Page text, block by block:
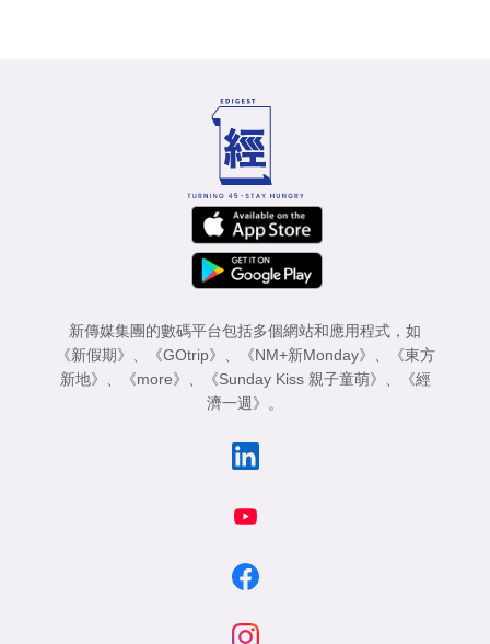
新傳媒集團的數碼平台包括多個網站和應用程式，如
《新假期》
《GOtrip》 《NM+新Monday》
《東方
新地》
《more》 《Sunday Kiss 親子童萌》
《經
濟一週》
。